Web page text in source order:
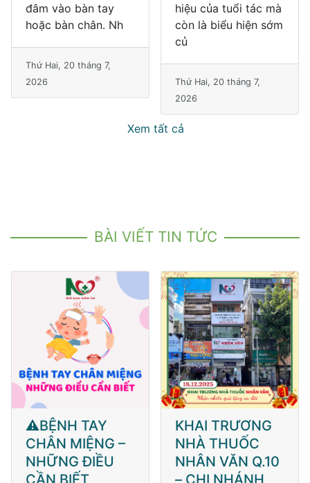
đâm vào bàn tay
hoặc bàn chân. Nh
Thứ Hai, 20 tháng 7,
2026
hiệu của tuổi tác mà
còn là biểu hiện sớm
củ
Thứ Hai, 20 tháng 7,
2026
Xem tất cả
BÀI VIẾT TIN TỨC
⚠️BỆNH TAY
CHÂN MIỆNG –
NHỮNG ĐIỀU
CẦN BIẾT
KHAI TRƯƠNG
NHÀ THUỐC
NHÂN VĂN Q.10
– CHI NHÁNH